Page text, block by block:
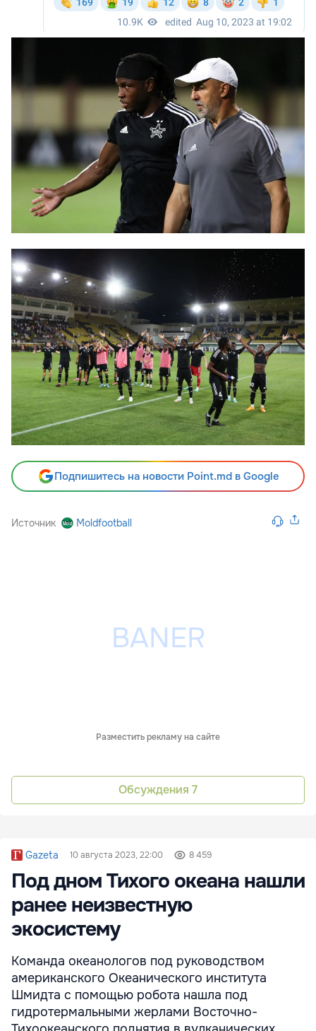
Подпишитесь на новости Point.md в Google
Источник Moldfootball
Разместить рекламу на сайте
Обсуждения 7
Gazeta 10 августа 2023, 22:00 8 459
Под дном Тихого океана нашли
ранее неизвестную
экосистему
Команда океанологов под руководством
американского Океанического института
Шмидта с помощью робота нашла под
гидротермальными жерлами Восточно-